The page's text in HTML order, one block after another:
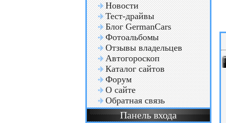
Новости
Тест-драйвы
Блог GermanCars
Фотоальбомы
Отзывы владельцев
Автогороскоп
Каталог сайтов
Форум
О сайте
Обратная связь
Панель входа